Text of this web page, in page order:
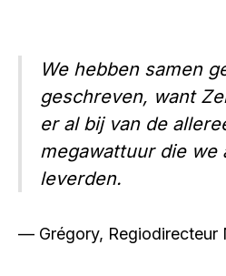
We hebben samen
geschreven, want
er al bij van de
megawattuur die we
leverden.
— Grégory, Regiodirecteur